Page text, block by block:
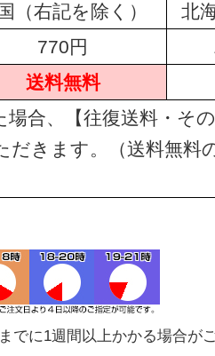
（右記を除く）
北
770円
送料無料
合、【往復送料・そ
だきます。（送料無料
でに1週間以上かかる場合が